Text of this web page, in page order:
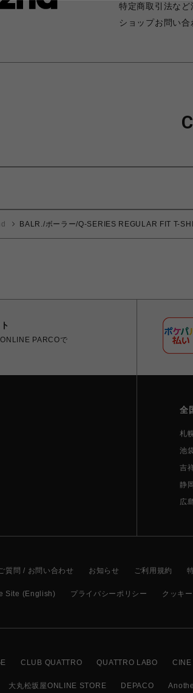
特定商取引法など
ショップお問い合
BALR./ボーラー/Q-SERIES REGULAR FIT T-
PARCOで
全
札
池
吉
静
広
質問 / お問い合わせ お知らせ ご利用規約
Site (English) プライバシーポリシー クッキ
CLUB QUATTRO QUATTRO LABO CINE
大丸松坂屋ONLINE STORE DEPACO